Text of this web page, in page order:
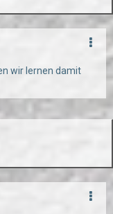
wir lernen damit